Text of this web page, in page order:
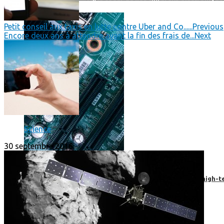
Prendre une extension de garantie pour vos appareils high-
Petit conseil aux taxis en lutte contre Uber and Co......Previous
Encore deux ans à attendre avant la fin des frais de...Next
Science
30 septembre 2016